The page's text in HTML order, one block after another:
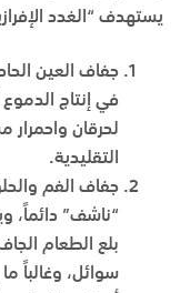
يستهدف “الغدد
جفاف العين
في إنتاج
لحرقان
التقليدية.
جفاف الفم
“ناشف” دائماً،
بلع الطعام
سوائل، وغالباً